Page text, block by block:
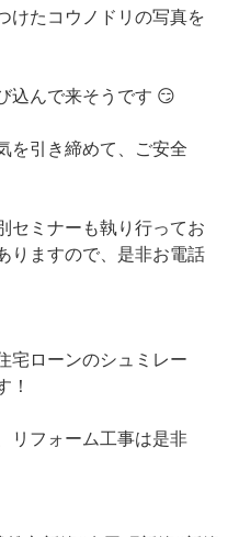
けたコウノドリの写真を
込んで来そうです 😏
を引き締めて、ご安全
セミナーも執り行ってお
りますので、是非お電話
宅ローンのシュミレー
！
リフォーム工事は是非